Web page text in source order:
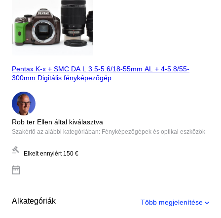
Pentax K-x + SMC DA L 3.5-5.6/18-55mm AL + 4-5.8/55-
300mm Digitális fényképezőgép
Rob ter Ellen által kiválasztva
Szakértő az alábbi kategóriában: Fényképezőgépek és optikai eszközök
Elkelt ennyiért 150 €
Alkategóriák Több megjelenítése